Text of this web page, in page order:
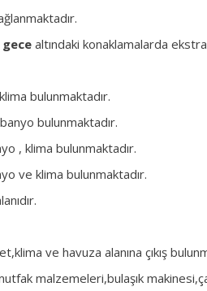
gece altındaki konaklamalarda ekstra
bulunmaktadır.
bulunmaktadır.
, klima bulunmaktadır.
ve klima bulunmaktadır.
ve havuza alanına çıkış
malzemeleri,bulaşık